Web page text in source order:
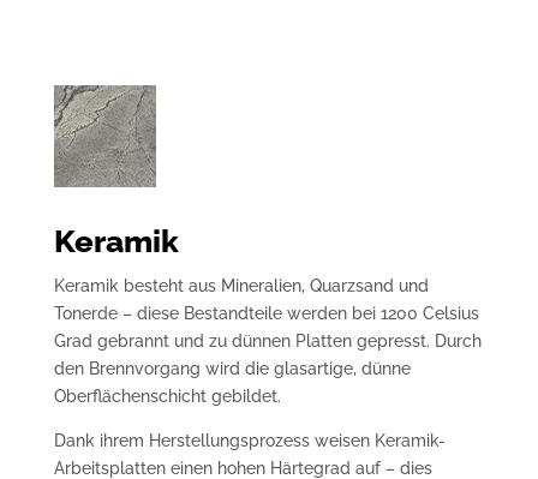
Keramik
Keramik besteht aus Mineralien, Quarzsand und
Tonerde – diese Bestandteile werden bei 1200 Celsius
Grad gebrannt und zu dünnen Platten gepresst. Durch
den Brennvorgang wird die glasartige, dünne
Oberflächenschicht gebildet.
Dank ihrem Herstellungsprozess weisen Keramik-
Arbeitsplatten einen hohen Härtegrad auf – dies